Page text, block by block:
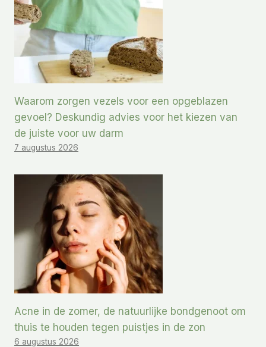
Waarom zorgen vezels voor een opgeblazen
gevoel? Deskundig advies voor het kiezen van
de juiste voor uw darm
7 augustus 2026
Acne in de zomer, de natuurlijke bondgenoot om
thuis te houden tegen puistjes in de zon
6 augustus 2026